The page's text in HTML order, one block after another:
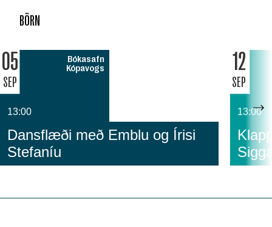
BÖRN
05
SEP
Bókasafn
Kópavogs
13:00
Dansflæði með Emblu og Írisi
Stefaníu
12
SEP
13:00